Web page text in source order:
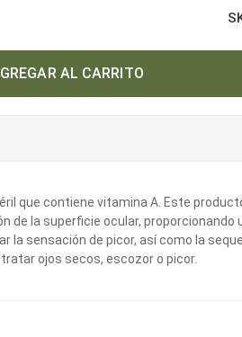
que contiene vitamina A. Este
de la superficie ocular, proporcionando
la sensación de picor, así como la
ojos secos, escozor o picor.